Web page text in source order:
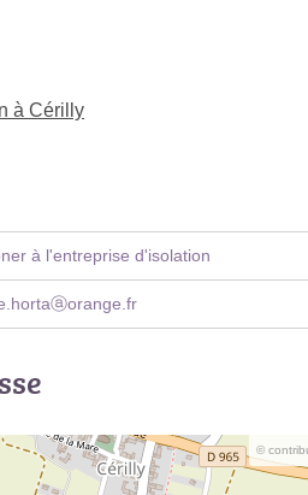
à Cérilly
à l'entreprise d'isolation
©